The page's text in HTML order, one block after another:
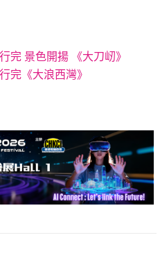
完 景色開揚 《大刀屻》
完《大浪西灣》